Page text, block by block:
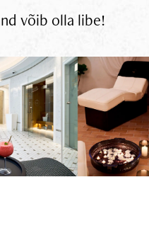
võib olla libe!